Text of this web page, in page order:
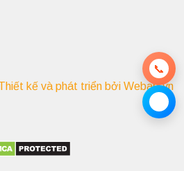
kế và phát triển bởi Webab.vn
📞